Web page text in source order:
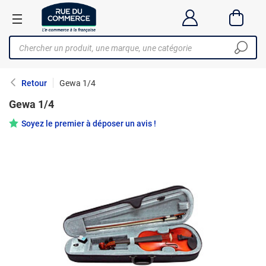
Retour Gewa 1/4
Gewa 1/4
Soyez le premier à déposer un avis !